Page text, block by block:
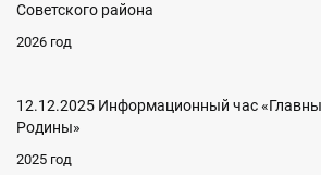
Советского района
2026 год
12.12.2025 Информационный час
Родины»
2025 год